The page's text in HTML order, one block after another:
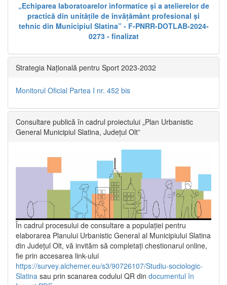
„Echiparea laboratoarelor informatice și a atelierelor de
practică din unitățile de învățământ profesional și
tehnic din Municipiul Slatina” - F-PNRR-DOTLAB-2024-
0273 - finalizat
Strategia Națională pentru Sport 2023-2032
Monitorul Oficial Partea I nr. 452 bis
Consultare publică în cadrul proiectului „Plan Urbanistic
General Municipiul Slatina, Județul Olt”
În cadrul procesului de consultare a populaţiei pentru
elaborarea Planului Urbanistic General al Municipiului Slatina
din Județul Olt, vă invităm să completați chestionarul online,
fie prin accesarea link-ului
https://survey.alchemer.eu/s3/90726107/Studiu-sociologic-
Slatina sau prin scanarea codului QR din documentul în